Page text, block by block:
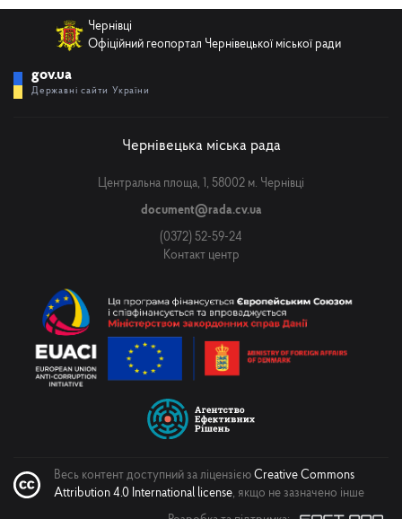
Чернівці
Офіційний геопортал Чернівецької міської ради
gov.ua
Державні сайти України
Чернівецька міська рада
Центральна площа, 1, 58002 м. Чернівці
document@rada.cv.ua
(0372) 52-59-24
Контакт центр
Весь контент доступний за ліцензією Creative Commons
Attribution 4.0 International license, якщо не зазначено інше